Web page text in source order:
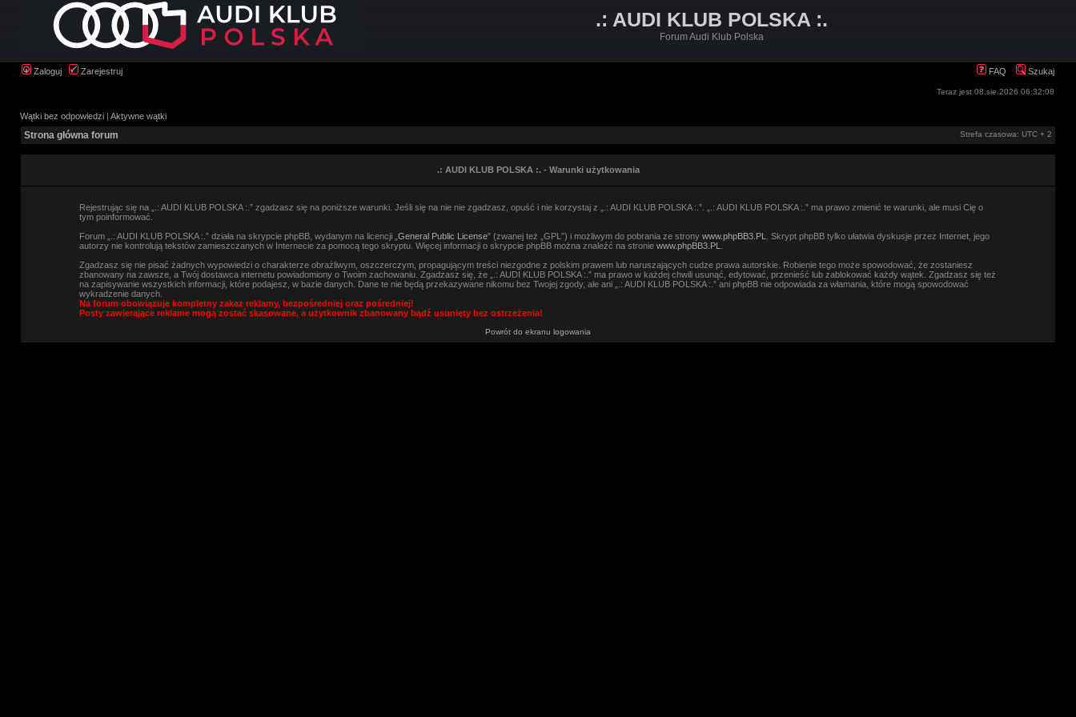
.: AUDI KLUB POLSKA :.
Forum Audi Klub Polska
Zaloguj Zarejestruj FAQ Szukaj
Teraz jest 08.sie.2026 06:32:08
Wątki bez odpowiedzi | Aktywne wątki
Strona główna forum Strefa czasowa: UTC + 2
.: AUDI KLUB POLSKA :. - Warunki użytkowania
Rejestrując się na „.: AUDI KLUB POLSKA :.” zgadzasz się na poniższe warunki. Jeśli się na nie nie zgadzasz, opuść i nie korzystaj z „.: AUDI KLUB POLSKA :.”. „.: AUDI KLUB POLSKA :.” ma prawo zmienić te warunki, ale musi Cię o
tym poinformować.
Forum „.: AUDI KLUB POLSKA :.” działa na skrypcie phpBB, wydanym na licencji „ General Public License” (zwanej też „GPL”) i możliwym do pobrania ze strony www.phpBB3.PL
. Skrypt phpBB tylko ułatwia dyskusje przez Internet, jego
autorzy nie kontrolują tekstów zamieszczanych w Internecie za pomocą tego skryptu. Więcej informacji o skrypcie phpBB można znaleźć na stronie www.phpBB3.PL
Zgadzasz się nie pisać żadnych wypowiedzi o charakterze obraźliwym, oszczerczym, propagującym treści niezgodne z polskim prawem lub naruszających cudze prawa autorskie. Robienie tego może spowodować, że zostaniesz
zbanowany na zawsze, a Twój dostawca internetu powiadomiony o Twoim zachowaniu. Zgadzasz się, że „.: AUDI KLUB POLSKA :.” ma prawo w każdej chwili usunąć, edytować, przenieść lub zablokować każdy wątek. Zgadzasz się też
na zapisywanie wszystkich informacji, które podajesz, w bazie danych. Dane te nie będą przekazywane nikomu bez Twojej zgody, ale ani „.: AUDI KLUB POLSKA :.” ani phpBB nie odpowiada za włamania, które mogą spowodować
wykradzenie danych.
Na forum obowiązuje kompletny zakaz reklamy, bezpośredniej oraz pośredniej!
Posty zawierające reklame mogą zostać skasowane, a użytkownik zbanowany bądź usunięty bez ostrzeżenia!
Powrót do ekranu logowania